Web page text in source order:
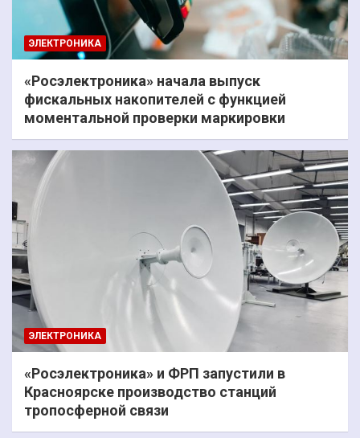
ЭЛЕКТРОНИКА
«Росэлектроника» начала выпуск
фискальных накопителей с функцией
моментальной проверки маркировки
ЭЛЕКТРОНИКА
«Росэлектроника» и ФРП запустили в
Красноярске производство станций
тропосферной связи